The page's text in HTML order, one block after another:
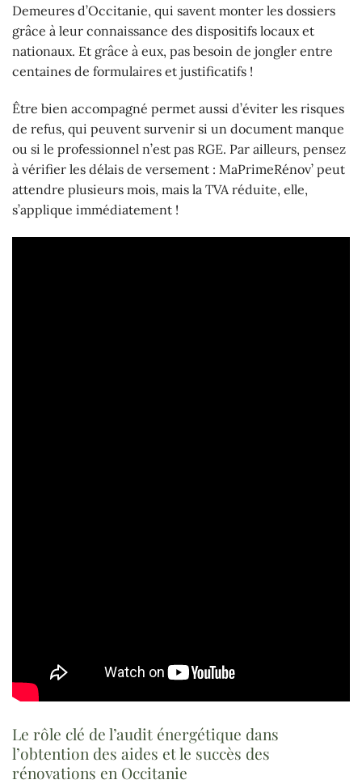
Demeures d’Occitanie, qui savent monter les dossiers
grâce à leur connaissance des dispositifs locaux et
nationaux. Et grâce à eux, pas besoin de jongler entre
centaines de formulaires et justificatifs !
Être bien accompagné permet aussi d’éviter les risques
de refus, qui peuvent survenir si un document manque
ou si le professionnel n’est pas RGE. Par ailleurs, pensez
à vérifier les délais de versement : MaPrimeRénov’ peut
attendre plusieurs mois, mais la TVA réduite, elle,
s’applique immédiatement !
Le rôle clé de l’audit énergétique dans
l’obtention des aides et le succès des
rénovations en Occitanie